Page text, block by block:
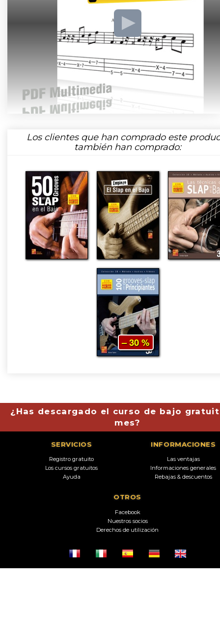
Los clientes que han comprado este
también han comprado:
– 30 %
¿Has descargado el curso de bajo
mes?
SERVICIOS
Registro gratuito
Los cursos gratuitos
Ayuda
INFORMACIONES
Las ventajas
Informaciones generales
Rebajas & descuentos
OTROS
Facebook
Nuestros socios
Derechos de utilización